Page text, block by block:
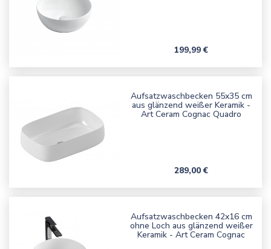
Preis
199,99 €
Aufsatzwaschbecken 55x35 cm
aus glänzend weißer Keramik -
Art Ceram Cognac Quadro
Preis
289,00 €
Aufsatzwaschbecken 42x16 cm
ohne Loch aus glänzend weißer
Keramik - Art Ceram Cognac